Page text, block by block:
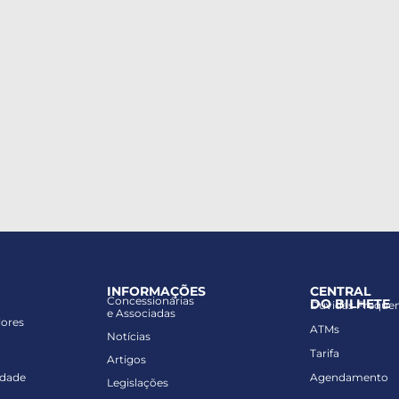
INFORMAÇÕES
Concessionárias
e Associadas
Notícias
Artigos
Legislações
CENTRAL
DO BILHETE
Dúvidas
ATMs
Tarifa
Agendamento